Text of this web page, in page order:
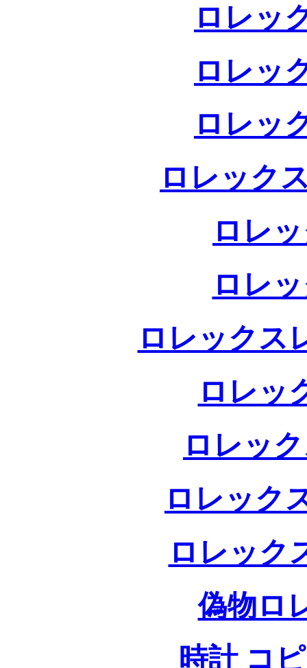
ロレッ
ロレッ
ロレッ
ロレック
ロレ
ロレ
ロレックス
ロレッ
ロレッ
ロレック
ロレック
偽物ロ
時計 コ